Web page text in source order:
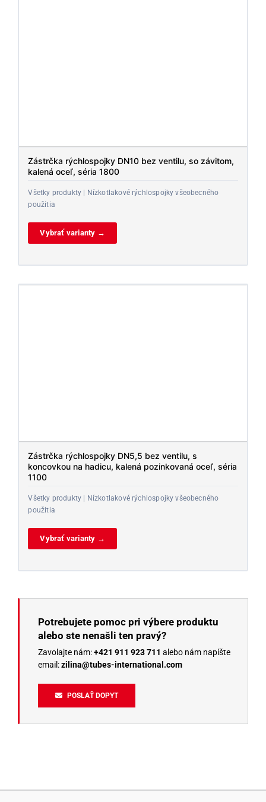
Zástrčka rýchlospojky DN10 bez ventilu, so závitom,
kalená oceľ, séria 1800
Všetky produkty | Nízkotlakové rýchlospojky všeobecného
použitia
Vybrať varianty →
Zástrčka rýchlospojky DN5,5 bez ventilu, s
koncovkou na hadicu, kalená pozinkovaná oceľ, séria
1100
Všetky produkty | Nízkotlakové rýchlospojky všeobecného
použitia
Vybrať varianty →
Potrebujete pomoc pri výbere produktu
alebo ste nenašli ten pravý?
Zavolajte nám:+421 911 923 711 alebo nám napíšte
email:zilina@tubes-international.com
POSLAŤ DOPYT